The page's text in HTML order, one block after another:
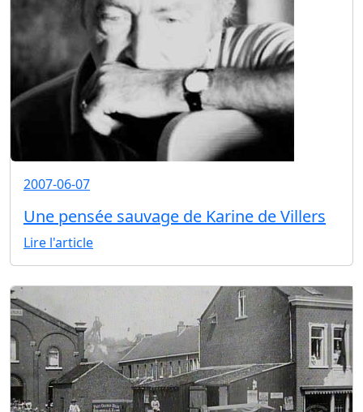
2007-06-07
Une pensée sauvage de Karine de Villers
Lire l'article